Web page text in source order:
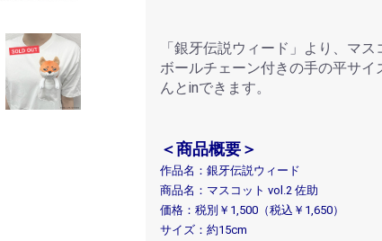
「銀牙伝説ウィード」より、マス
ボールチェーン付きの手の平サ
んとinできます。
＜商品概要＞
作品名：銀牙伝説ウィード
商品名：マスコット vol.2 佐助
価格：税別￥1,500（税込￥1,650）
サイズ：約15cm